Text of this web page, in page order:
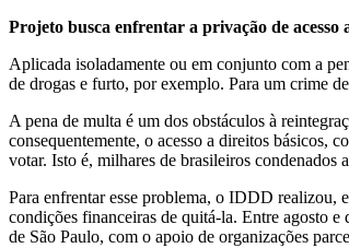
Projeto busca enfrentar a privação de acesso
Aplicada isoladamente ou em conjunto com a
de drogas e furto, por exemplo. Para um crime
A pena de multa é um dos obstáculos à
consequentemente, o acesso a direitos básicos,
votar. Isto é, milhares de brasileiros condenados
Para enfrentar esse problema, o IDDD realizou,
condições financeiras de quitá-la. Entre agosto e
de São Paulo, com o apoio de organizações